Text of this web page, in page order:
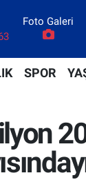
Foto Galeri
SPOR